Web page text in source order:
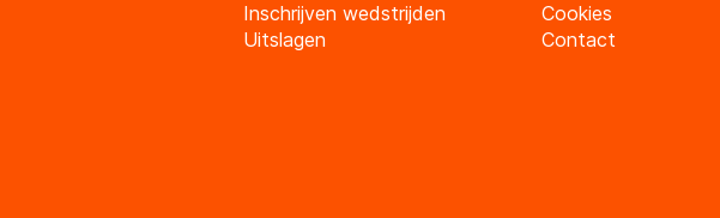
Inschrijven wedstrijden
Uitslagen
Cookies
Contact